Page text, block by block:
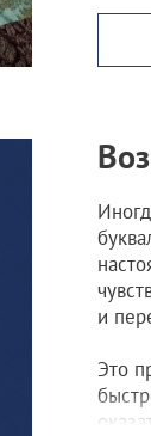
и
Это